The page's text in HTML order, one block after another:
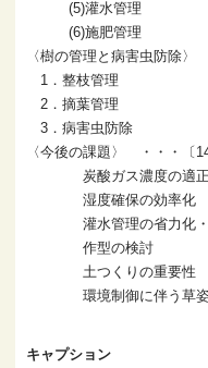
(5)灌水管理
(6)施肥管理
〈樹の管理と病害虫防除〉
1．整枝管理
2．摘葉管理
3．病害虫防除
〈今後の課題〉 ・・・〔14
炭酸ガス濃度の適正
湿度確保の効率化
灌水管理の省力化・
作型の検討
土つくりの重要性
環境制御に伴う草姿の
キャプション